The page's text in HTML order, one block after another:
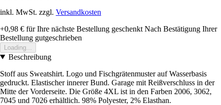
inkl. MwSt. zzgl. Versandkosten
+0,98 € für Ihre nächste Bestellung geschenkt Nach Bestätigung Ihrer
Bestellung gutgeschrieben
Loading...
Beschreibung
Stoff aus Sweatshirt. Logo und Fischgrätenmuster auf Wasserbasis
gedruckt. Elastischer innerer Bund. Garage mit Reißverschluss in der
Mitte der Vorderseite. Die Größe 4XL ist in den Farben 2006, 3062,
7045 und 7026 erhältlich. 98% Polyester, 2% Elasthan.